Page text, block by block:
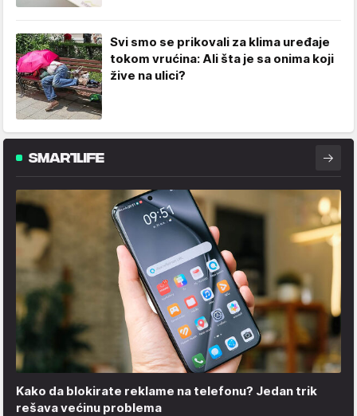
Svi smo se prikovali za klima uređaje
tokom vrućina: Ali šta je sa onima koji
žive na ulici?
Kako da blokirate reklame na telefonu​? Jedan trik
rešava većinu problema